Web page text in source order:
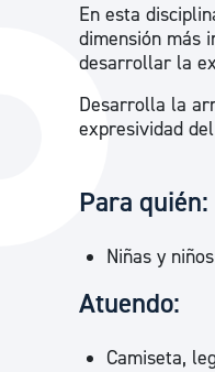
La ciudad
Descubre la ciudad
La ciudad futura
En esta
dimensión más
desarrollar la
Desarrolla la
expresividad
Para quién:
Niñas y
Atuendo:
Camiseta,